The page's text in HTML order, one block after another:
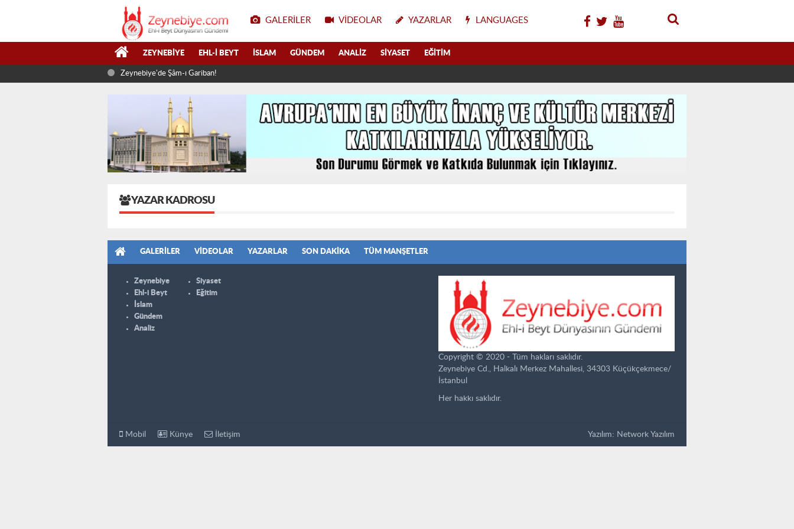
GALERILER VIDEOLAR YAZARLAR LANGUAGES
ZEYNEBIYE EHL-I BEYT İSLAM GÜNDEM ANALIZ SIYASET EĞITIM
Zeynebiye'de Şâm-ı Gariban!
YAZAR KADROSU
GALERILER VIDEOLAR YAZARLAR SON DAKIKA TÜM MANŞETLER
Zeynebiye
Ehl-i Beyt
İslam
Gündem
Analiz
Siyaset
Eğitim
Copyright © 2020 - Tüm hakları saklıdır.
Zeynebiye Cd., Halkalı Merkez Mahallesi, 34303 Küçükçekmece/
İstanbul
Her hakkı saklıdır.
Mobil Künye İletişim Yazılım: Network Yazılım